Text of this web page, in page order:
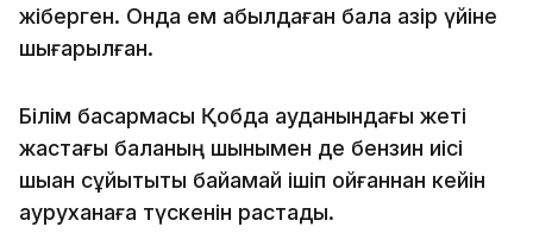
жіберген. Онда ем қабылдаған бала қазір үйіне
шығарылған.
Білім басқармасы Қобда ауданындағы жеті
жастағы баланың шынымен де бензин иісі
шыққан сұйықтықты байқамай ішіп қойғаннан кейін
ауруханаға түскенін растады.